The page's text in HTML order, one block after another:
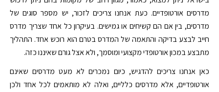
מדרסים אורטופדיים. כעת אנחנו צריכים לזכור, יש מספר סוגים של
מדרסים, בין אם הם קשיחים או גמישים. בעיקרון כל אחד שצריך מדרס
חייב לבצע בדיקה והתאמה של המדרס בטרם הוא רוכש אחד. התהליך
מתבצע במכון אורטופדי מקצועי ומוסמך, ולא אצל גורם שאיננו כזה.
כאן אנחנו צריכים להדגיש, כיום נמכרים לא מעט מדרסים שאינם
אורטופדיים, אלא מדרסים כלליים, ואלה לא מותאמים לכל אחד ולכן